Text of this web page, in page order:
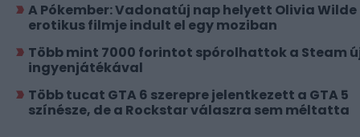
A Pókember: Vadonatúj nap helyett Olivia Wilde
erotikus filmje indult el egy moziban
Több mint 7000 forintot spórolhattok a Steam
ingyenjátékával
Több tucat GTA 6 szerepre jelentkezett a GTA 5
színésze, de a Rockstar válaszra sem méltatta